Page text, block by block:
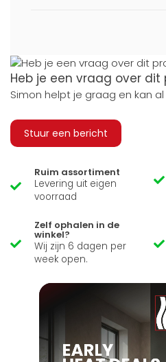
Heb je een vraag over dit
Simon helpt je graag en kan
Stuur een bericht
Ruim assortiment
Levering uit eigen
voorraad
Zelf ophalen in de
winkel?
Wij zijn 6 dagen per
week open.